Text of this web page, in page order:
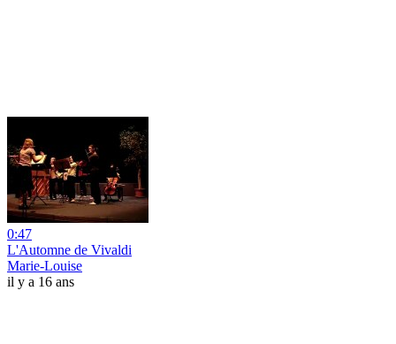
0:47
L'Automne de Vivaldi
Marie-Louise
il y a 16 ans